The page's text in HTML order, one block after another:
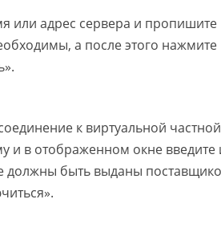
или адрес сервера и
а после этого нажмите
к виртуальной
и в отображенном окне введите
должны быть выданы